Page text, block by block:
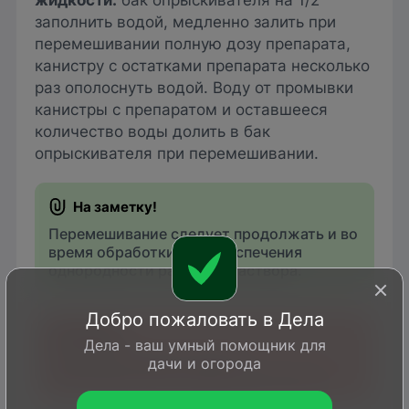
заполнить водой, медленно залить при
перемешивании полную дозу препарата,
канистру с остатками препарата несколько
раз ополоснуть водой. Воду от промывки
канистры с препаратом и оставшееся
количество воды долить в бак
опрыскивателя при перемешивании.
Перемешивание следует продолжать и во
время обработки для обеспечения
однородности рабочего раствора.
Рабочий раствор готовить
Добро пожаловать в Дела
Дела - ваш умный помощник для
дачи и огорода